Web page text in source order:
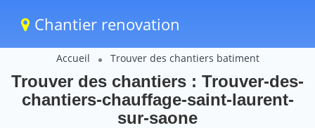
Chantier renovation
Accueil Trouver des chantiers batiment
Trouver des chantiers : Trouver-des-
chantiers-chauffage-saint-laurent-
sur-saone